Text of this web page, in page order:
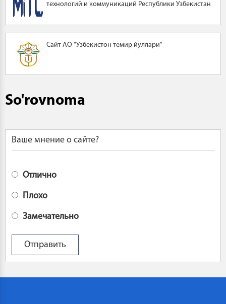
технологий и коммуникаций Республики Узбекистан
Сайт АО "Узбекистон темир йуллари"
So'rovnoma
Ваше мнение о сайте?
Отлично
Плохо
Замечательно